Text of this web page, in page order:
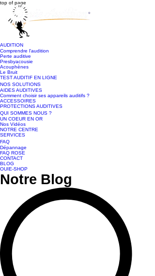
top of page
AUDITION
Comprendre l'audition
Perte auditive
Presbyacousie
Acouphènes
Le Bruit
TEST AUDITIF EN LIGNE
NOS SOLUTIONS
AIDES AUDITIVES
Comment choisir ses appareils auditifs ?
ACCESSOIRES
PROTECTIONS AUDITIVES
QUI SOMMES NOUS ?
UN COEUR EN OR
Nos Vidéos
NOTRE CENTRE
SERVICES
FAQ
Dépannage
FAQ ROSE
CONTACT
BLOG
OUIE-SHOP
Notre Blog